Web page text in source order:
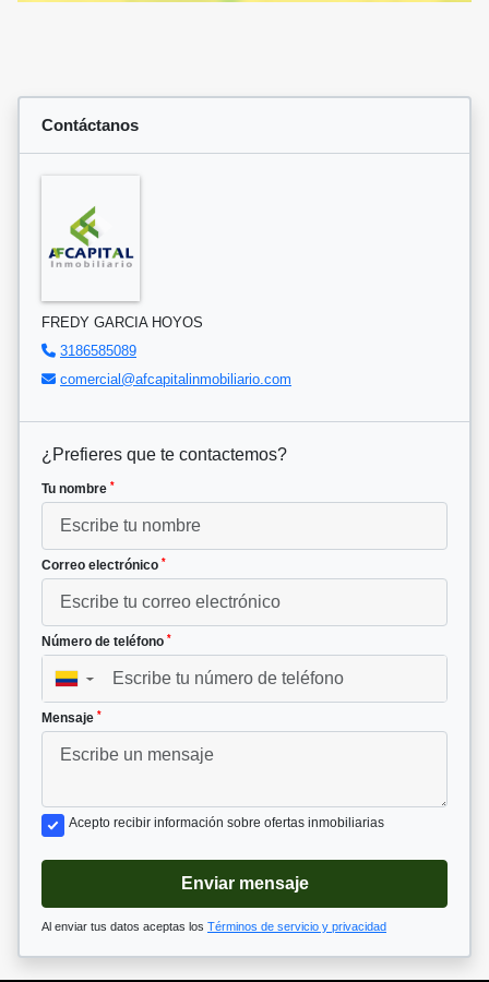
Contáctanos
FREDY GARCIA HOYOS
3186585089
comercial@afcapitalinmobiliario.com
¿Prefieres que te contactemos?
Tu nombre *
Correo electrónico *
Número de teléfono *
▼
Mensaje *
Acepto recibir información sobre ofertas inmobiliarias
Enviar mensaje
Al enviar tus datos aceptas los Términos de servicio y privacidad